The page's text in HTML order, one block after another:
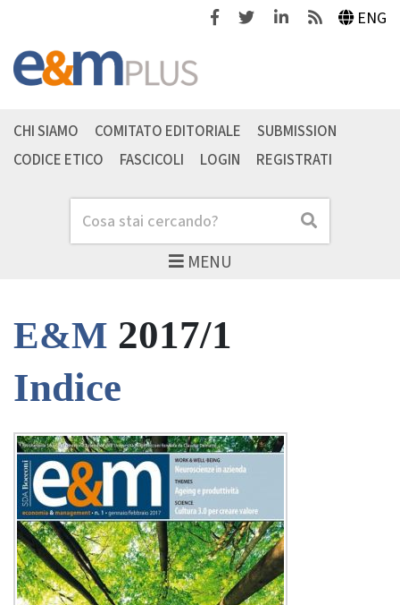
FacebookTwitterLinkedinFeeds ENG
MENU
Cerca Cerca
CHI SIAMO COMITATO EDITORIALE
SUBMISSION
CODICE ETICO
FASCICOLI LOGIN REGISTRATI
E&M 2017/1
Indice